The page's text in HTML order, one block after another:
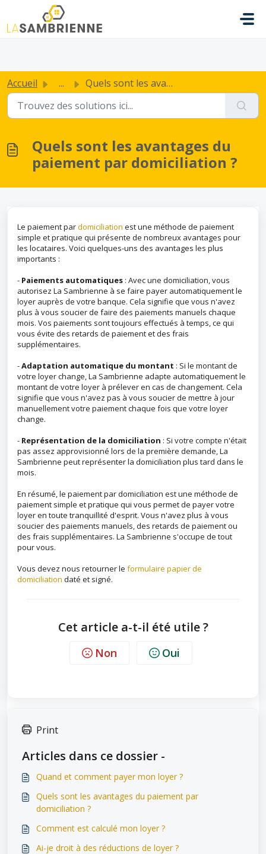
Passer au contenu principal
Accueil ... Quels sont les avantages du paiement par domiciliation ?
Quels sont les avantages du
paiement par domiciliation ?
Le paiement pardomiciliation est une méthode de paiement
simple et pratique qui présente de nombreux avantages pour
les locataires. Voici quelques-uns des avantages les plus
importants :
- Paiements automatiques : Avec une domiciliation, vous
autorisez La Sambrienne à se faire payer automatiquement le
loyer auprès de votre banque. Cela signifie que vous n'avez
plus à vous soucier de faire des paiements manuels chaque
mois. Vos paiements sont toujours effectués à temps, ce qui
vous évite des retards de paiement et des frais
supplémentaires.
-Adaptation automatique du montant : Si le montant de
votre loyer change, La Sambrienne adapte automatiquement le
montant de votre loyer à prélever en cas de changement. Cela
signifie que vous n'avez pas à vous soucier de mettre à jour
manuellement votre paiement chaque fois que votre loyer
change.
- Représentation de la domiciliation : Si votre compte n'était
pas assez approvisionné lors de la première demande, La
Sambrienne peut représenter la domiciliation plus tard dans le
mois.
En résumé, le paiement par domiciliation est une méthode de
paiement simple et pratique qui vous permet de payer votre
loyer en toute tranquillité d'esprit. Vous n'avez plus à vous
soucier des paiements manuels, des retards de paiement ou
des frais supplémentaires. La Sambrienne s'occupe de tout
pour vous.
Vous devez nous retourner le formulaire papier de
domiciliation daté et signé.
Cet article a-t-il été utile ?
Non Oui
Print
Articles dans ce dossier -
Quand et comment payer mon loyer ?
Quels sont les avantages du paiement par
domiciliation ?
Comment est calculé mon loyer ?
Ai-je droit à des réductions de loyer ?